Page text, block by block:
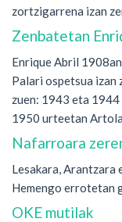
zortzigarrena izan
Zenbatetan
Enrique Abril
Palari ospetsua izan
zuen: 1943 eta
1950 urteetan
Nafarroara
Lesakara, Arantzara
Hemengo errotetan
OKE mutilak